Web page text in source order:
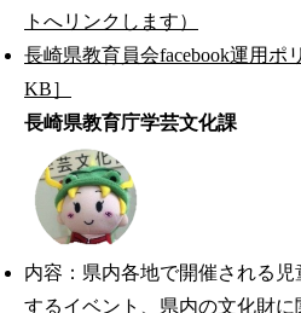
トへリンクします）
長崎県教育員会facebook運用ポ
KB］
長崎県教育庁学芸文化課
内容：県内各地で開催される
するイベント、県内の文化財